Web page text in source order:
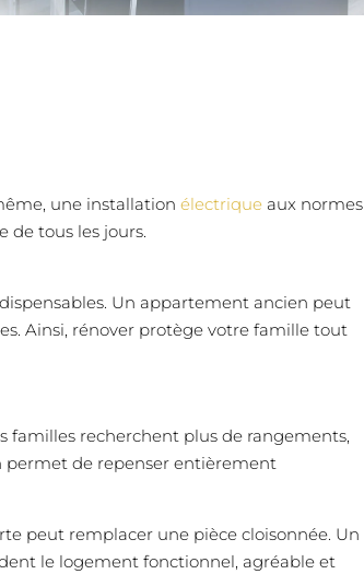
une installation électriqueaux normes
de tous les jours.
Un appartement ancien peut
Ainsi, rénover protège votre famille tout
familles recherchent plus de rangements,
permet de repenser entièrement
peut remplacer une pièce cloisonnée. Un
le logement fonctionnel, agréable et